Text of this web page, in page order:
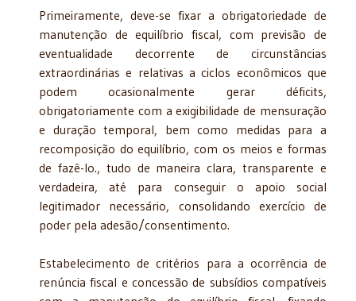
Primeiramente, deve-se fixar a obrigatoriedade de
manutenção de equilíbrio fiscal, com previsão de
eventualidade decorrente de circunstâncias
extraordinárias e relativas a ciclos econômicos que
podem ocasionalmente gerar déficits,
obrigatoriamente com a exigibilidade de mensuração
e duração temporal, bem como medidas para a
recomposição do equilíbrio, com os meios e formas
de fazê-lo., tudo de maneira clara, transparente e
verdadeira, até para conseguir o apoio social
legitimador necessário, consolidando exercício de
poder pela adesão/consentimento.
Estabelecimento de critérios para a ocorrência de
renúncia fiscal e concessão de subsídios compatíveis